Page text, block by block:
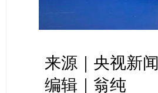
来源｜央视新闻
编辑｜翁纯